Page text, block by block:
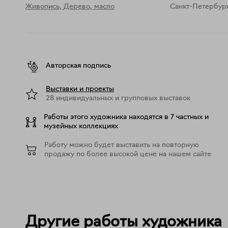
Живопись, Дерево, масло
Санкт-
Авторская подпись
Выставки и проекты
28 индивидуальных и групповых выставок
Работы этого художника находятся в 7 частных и
музейных коллекциях
Работу можно будет выставить на повторную
продажу по более высокой цене на нашем сайте
Другие работы художника